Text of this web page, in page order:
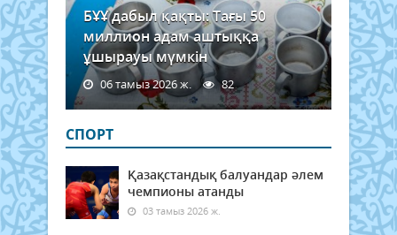
БҰҰ дабыл қақты: Тағы 50
миллион адам аштыққа
ұшырауы мүмкін
06 тамыз 2026 ж. 82
СПОРТ
Қазақстандық балуандар әлем
чемпионы атанды
03 тамыз 2026 ж.